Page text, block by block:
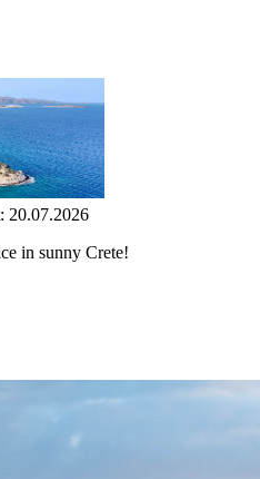
20.07.2026
in sunny Crete!